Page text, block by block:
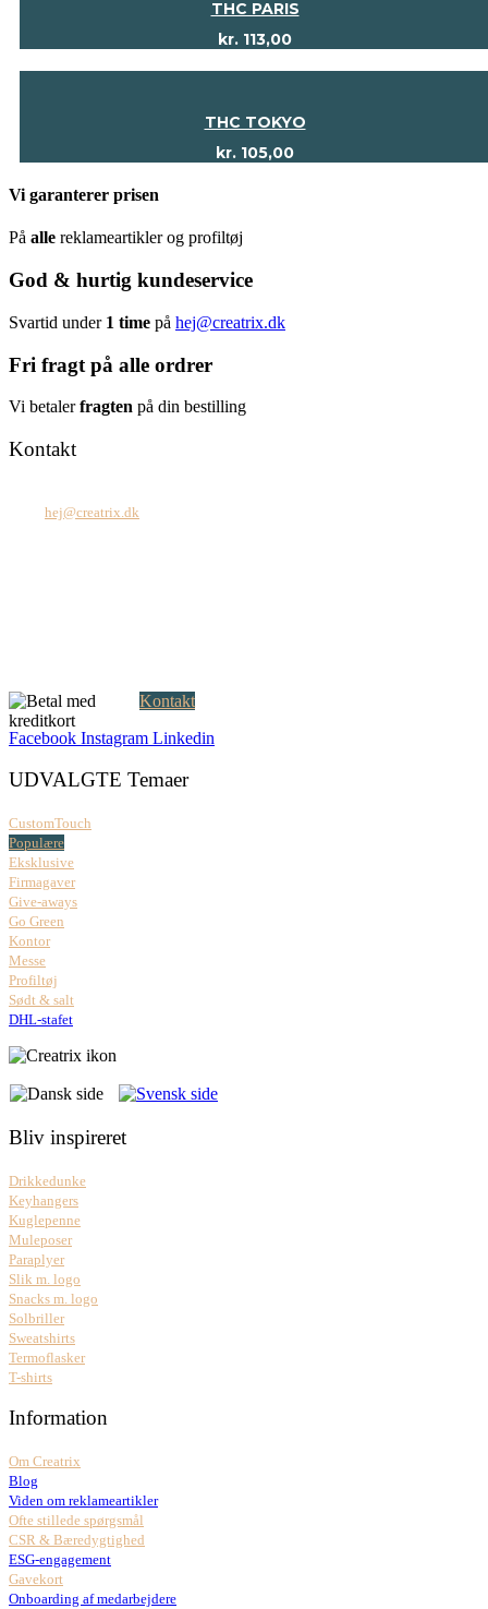
THC PARIS
kr. 113,00
THC TOKYO
kr. 105,00
Vi garanterer prisen
På alle reklameartikler og profiltøj
God & hurtig kundeservice
Svartid under 1 time på hej@creatrix.dk
Fri fragt på alle ordrer
Vi betalerfragten på din bestilling
Kontakt
hej@creatrix.dk
Kontakt
Facebook Instagram Linkedin
UDVALGTE Temaer
CustomTouch
Populære
Eksklusive
Firmagaver
Give-aways
Go Green
Kontor
Messe
Profiltøj
Sødt & salt
DHL-stafet
Bliv inspireret
Drikkedunke
Keyhangers
Kuglepenne
Muleposer
Paraplyer
Slik m. logo
Snacks m. logo
Solbriller
Sweatshirts
Termoflasker
T-shirts
Information
Om Creatrix
Blog
Viden om reklameartikler
Ofte stillede spørgsmål
CSR & Bæredygtighed
ESG-engagement
Gavekort
Onboarding af medarbejdere